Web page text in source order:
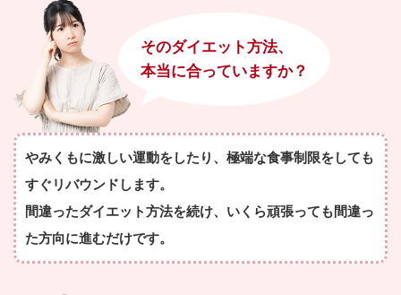
そのダイエット方法、
本当に合っていますか？
やみくもに激しい運動をしたり、極端な食事制限をしても
すぐリバウンドします。
間違ったダイエット方法を続け、いくら頑張っても間違っ
た方向に進むだけです。